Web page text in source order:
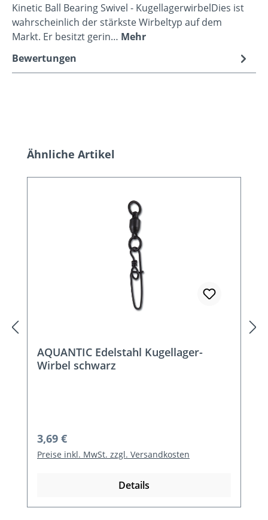
Kinetic Ball Bearing Swivel - KugellagerwirbelDies ist
wahrscheinlich der stärkste Wirbeltyp auf dem
Markt. Er besitzt gerin… Mehr
Bewertungen
Produktgalerie überspringen
Ähnliche Artikel
AQUANTIC Edelstahl Kugellager-
Wirbel schwarz
Regulärer Preis:
3,69 €
Preise inkl. MwSt. zzgl. Versandkosten
Details